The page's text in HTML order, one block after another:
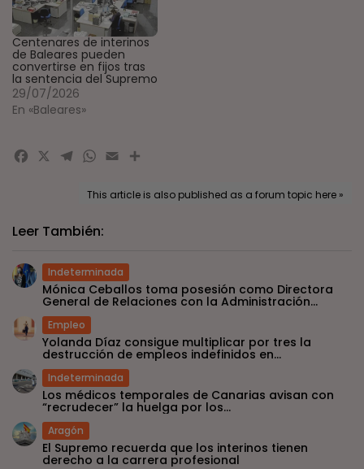
Centenares de interinos
de Baleares pueden
convertirse en fijos tras
la sentencia del Supremo
29/07/2026
En «Baleares»
Facebook
X Telegram
WhatsApp
EmailCompartir
This article is also published as a forum topic here »
Leer También:
Indeterminada
Mónica Ceballos toma posesión como Directora
General de Relaciones con la Administración...
Empleo
Yolanda Díaz consigue multiplicar por tres la
destrucción de empleos indefinidos en...
Indeterminada
Los médicos temporales de Canarias avisan con
“recrudecer” la huelga por los...
Aragón
El Supremo recuerda que los interinos tienen
derecho a la carrera profesional